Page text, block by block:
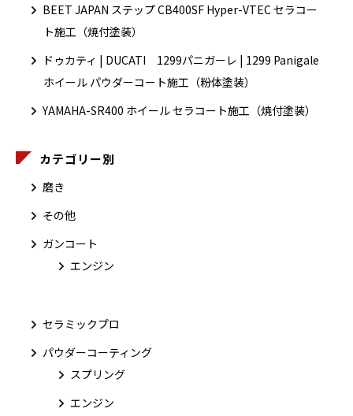
BEET JAPAN ステップ CB400SF Hyper-VTEC セラコー
ト施工（焼付塗装）
ドゥカティ | DUCATI 1299パニガーレ | 1299 Panigale
ホイール パウダーコート施工（粉体塗装）
YAMAHA-SR400 ホイール セラコート施工（焼付塗装）
カテゴリー別
磨き
その他
ガンコート
エンジン
セラミックプロ
パウダーコーティング
スプリング
エンジン